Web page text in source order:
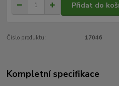
Přidat do
Číslo produktu: 17046
Kompletní specifikace